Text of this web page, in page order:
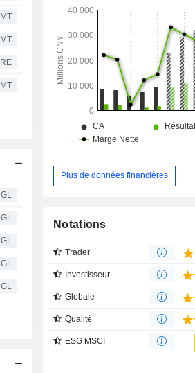
MT
MT
RE
MT
GL
GL
GL
GL
GL
Plus de données financières
Notations
Trader
Investisseur
Globale
Qualité
ESG MSCI